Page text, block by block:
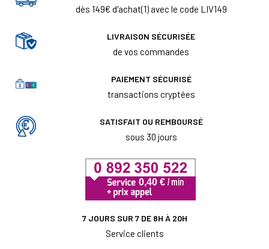
dès 149€ d'achat(1) avec le code LIV149
LIVRAISON SÉCURISÉE
de vos commandes
PAIEMENT SÉCURISÉ
transactions cryptées
SATISFAIT OU REMBOURSÉ
sous 30 jours
7 JOURS SUR 7 DE 8H À 20H
Service clients